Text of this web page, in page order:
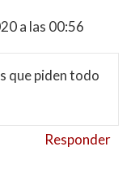
a las 00:56
que piden todo
Responder